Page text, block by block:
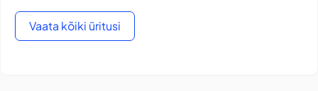
Vaata kõiki üritusi